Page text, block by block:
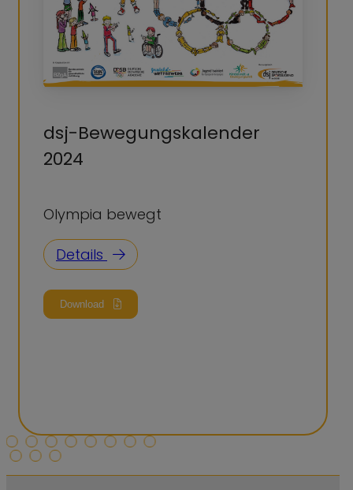
dsj-Bewegungskalender
2024
Olympia bewegt
Details
Download